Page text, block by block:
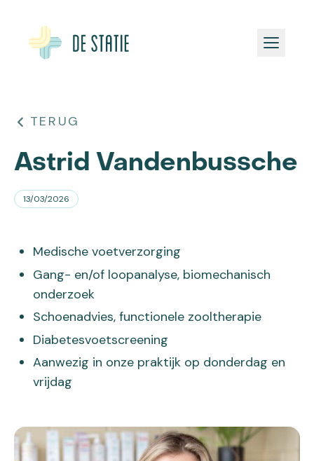
NIEUWS
TERUG
Astrid Vandenbussche
13/03/2026
Medische voetverzorging
Gang- en/of loopanalyse, biomechanisch
onderzoek
Schoenadvies, functionele zooltherapie
Diabetesvoetscreening
Aanwezig in onze praktijk op donderdag en
vrijdag